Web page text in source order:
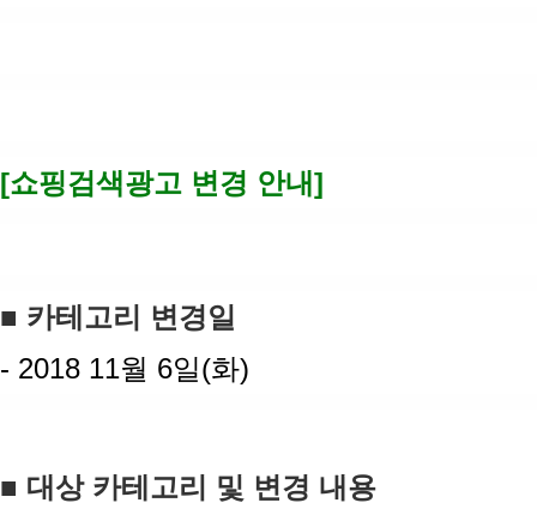
[쇼핑검색광고 변경 안내]
■ 카테고리 변경일
- 2018 11월 6일(화)
■ 대상 카테고리 및 변경 내용